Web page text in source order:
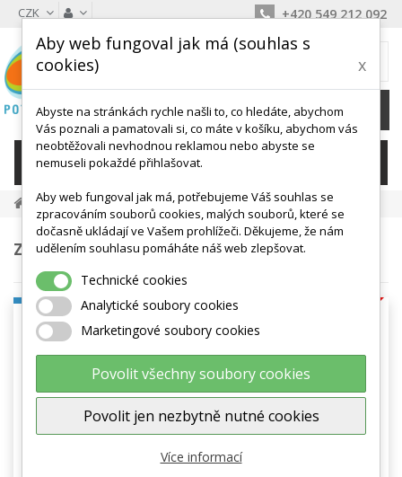
CZK +420 549 212 092
0 Kč
KATEGORIE
Napište Nám
ZÁKAZNICKÝ SERVIS - NAPIŠTE NÁM
ODESLAT ZPRÁVU
Předmět
E-mailová adresa
Označení objednávky
Aby web fungoval jak má (souhlas s
cookies)
x
Abyste na stránkách rychle našli to, co hledáte, abychom
Vás poznali a pamatovali si, co máte v košíku, abychom vás
neobtěžovali nevhodnou reklamou nebo abyste se
nemuseli pokaždé přihlašovat.
Aby web fungoval jak má, potřebujeme Váš souhlas se
zpracováním souborů cookies, malých souborů, které se
dočasně ukládají ve Vašem prohlížeči. Děkujeme, že nám
udělením souhlasu pomáháte náš web zlepšovat.
Technické cookies
Analytické soubory cookies
Marketingové soubory cookies
Povolit všechny soubory cookies
Povolit jen nezbytně nutné cookies
Více informací